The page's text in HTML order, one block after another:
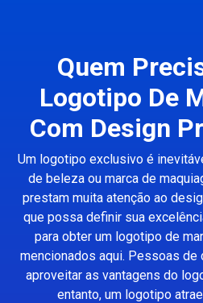
Quem
Logotipo De
Com Design
Um logotipo exclusivo é
de beleza ou marca de
prestam muita atenção ao
que possa definir sua
para obter um logotipo de
mencionados aqui. Pessoas
aproveitar as vantagens do
entanto, um logotipo